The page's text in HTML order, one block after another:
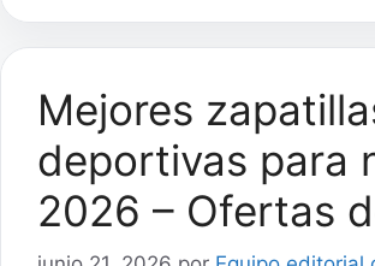
Mejores
deportivas para
2026 – Ofertas